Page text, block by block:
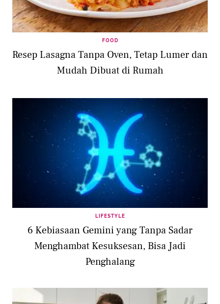
FOOD
Resep Lasagna Tanpa Oven, Tetap Lumer dan
Mudah Dibuat di Rumah
LIFESTYLE
6 Kebiasaan Gemini yang Tanpa Sadar
Menghambat Kesuksesan, Bisa Jadi
Penghalang